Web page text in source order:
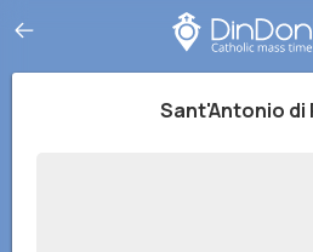
Sant'Antonio di